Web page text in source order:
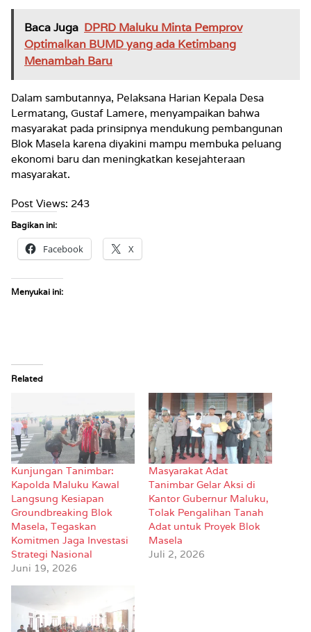
Baca Juga DPRD Maluku Minta Pemprov
Optimalkan BUMD yang ada Ketimbang
Menambah Baru
Dalam sambutannya, Pelaksana Harian Kepala Desa
Lermatang, Gustaf Lamere, menyampaikan bahwa
masyarakat pada prinsipnya mendukung pembangunan
Blok Masela karena diyakini mampu membuka peluang
ekonomi baru dan meningkatkan kesejahteraan
masyarakat.
Post Views: 243
Bagikan ini:
Facebook X
Menyukai ini:
Related
Kunjungan Tanimbar:
Kapolda Maluku Kawal
Langsung Kesiapan
Groundbreaking Blok
Masela, Tegaskan
Komitmen Jaga Investasi
Strategi Nasional
Juni 19, 2026
Masyarakat Adat
Tanimbar Gelar Aksi di
Kantor Gubernur Maluku,
Tolak Pengalihan Tanah
Adat untuk Proyek Blok
Masela
Juli 2, 2026